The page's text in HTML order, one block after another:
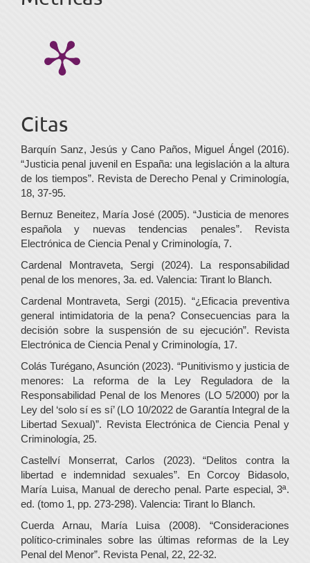
Citas
Barquín Sanz, Jesús y Cano Paños, Miguel Ángel (2016).
“Justicia penal juvenil en España: una legislación a la altura
de los tiempos”. Revista de Derecho Penal y Criminología,
18, 37-95.
Bernuz Beneitez, María José (2005). “Justicia de menores
española y nuevas tendencias penales”. Revista
Electrónica de Ciencia Penal y Criminología, 7.
Cardenal Montraveta, Sergi (2024). La responsabilidad
penal de los menores, 3a. ed. Valencia: Tirant lo Blanch.
Cardenal Montraveta, Sergi (2015). “¿Eficacia preventiva
general intimidatoria de la pena? Consecuencias para la
decisión sobre la suspensión de su ejecución”. Revista
Electrónica de Ciencia Penal y Criminología, 17.
Colás Turégano, Asunción (2023). “Punitivismo y justicia de
menores: La reforma de la Ley Reguladora de la
Responsabilidad Penal de los Menores (LO 5/2000) por la
Ley del ‘solo sí es sí’ (LO 10/2022 de Garantía Integral de la
Libertad Sexual)”. Revista Electrónica de Ciencia Penal y
Criminología, 25.
Castellví Monserrat, Carlos (2023). “Delitos contra la
libertad e indemnidad sexuales”. En Corcoy Bidasolo,
María Luisa, Manual de derecho penal. Parte especial, 3ª.
ed. (tomo 1, pp. 273-298). Valencia: Tirant lo Blanch.
Cuerda Arnau, María Luisa (2008). “Consideraciones
político-criminales sobre las últimas reformas de la Ley
Penal del Menor”. Revista Penal, 22, 22-32.